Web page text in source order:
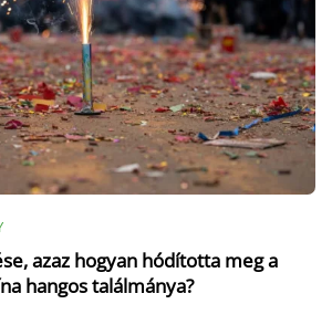
azaz hogyan hódította meg a
hangos találmánya?